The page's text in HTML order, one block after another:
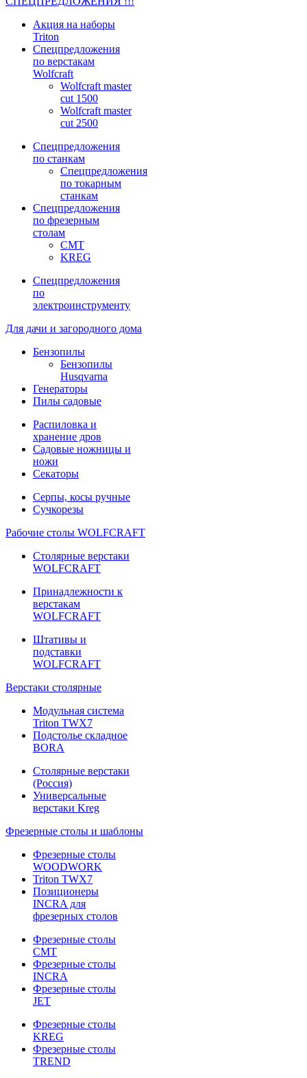
Акция на наборы
Triton
Спецпредложения
по верстакам
Wolfcraft
Wolfcraft master
cut 1500
Wolfcraft master
cut 2500
Спецпредложения
по станкам
Спецпредложения
по токарным
станкам
Спецпредложения
по фрезерным
столам
CMT
KREG
Спецпредложения
по
электроинструменту
Для дачи и загородного дома
Бензопилы
Бензопилы
Husqvarna
Генераторы
Пилы садовые
Распиловка и
хранение дров
Садовые ножницы и
ножи
Секаторы
Серпы, косы ручные
Сучкорезы
Рабочие столы WOLFCRAFT
Столярные верстаки
WOLFCRAFT
Принадлежности к
верстакам
WOLFCRAFT
Штативы и
подставки
WOLFCRAFT
Верстаки столярные
Модульная система
Triton TWX7
Подстолье складное
BORA
Столярные верстаки
(Россия)
Универсальные
верстаки Kreg
Фрезерные столы и шаблоны
Фрезерные столы
WOODWORK
Triton TWX7
Позиционеры
INCRA для
фрезерных столов
Фрезерные столы
CMT
Фрезерные столы
INCRA
Фрезерные столы
JET
Фрезерные столы
KREG
Фрезерные столы
TREND